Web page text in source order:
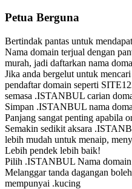
Petua Berguna
Bertindak pantas untuk
Nama domain terjual dengan
murah, jadi daftarkan nama
Jika anda bergelut untuk
pendaftar domain seperti
semasa .ISTANBUL carian
Simpan .ISTANBUL nama
Panjang sangat penting apabila
Semakin sedikit aksara
lebih mudah untuk menaip,
Lebih pendek lebih baik!
Pilih .ISTANBUL Nama
Melanggar tanda dagangan
mempunyai .kucing